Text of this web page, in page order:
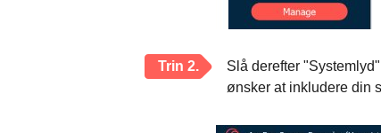
Trin 2.
Slå derefter
ønsker at inkludere din